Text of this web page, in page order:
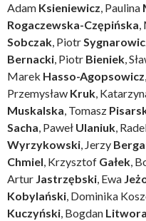
Adam Ksieniewicz, Paulina
Rogaczewska-Czępińska,
Sobczak, Piotr
Bernacki, Piotr Bieniek,
Marek Hasso-Agopsowicz
Przemysław Kruk,
Muskalska, Tomasz
Sacha, Paweł Ulaniuk,
Wyrzykowski, Jerzy
Chmiel, Krzysztof Gałek,
Artur Jastrzębski, Ewa
Kobylański, Dominika
Kuczyński, Bogdan Litwora